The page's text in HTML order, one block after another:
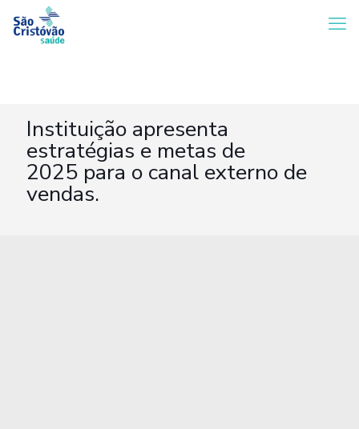
Instituição apresenta
estratégias e metas de
2025 para o canal externo de
vendas.